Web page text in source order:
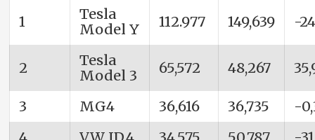
1
Tesla
Model Y
112.977 149,639 -
2
Tesla
Model 3
65,572 48,267
3 MG4 36,616 36,735
-